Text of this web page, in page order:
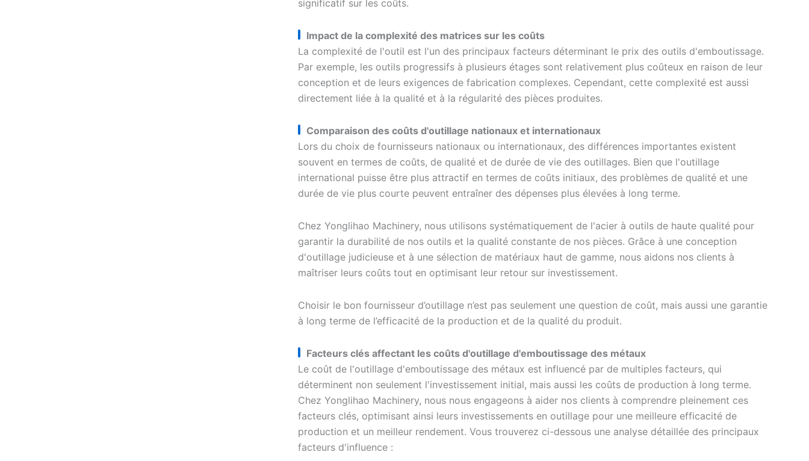
significatif sur les coûts.
Impact de la complexité des matrices sur les coûts
La complexité de l'outil est l'un des principaux facteurs déterminant le prix des outils d'emboutissage.
Par exemple, les outils progressifs à plusieurs étages sont relativement plus coûteux en raison de leur
conception et de leurs exigences de fabrication complexes. Cependant, cette complexité est aussi
directement liée à la qualité et à la régularité des pièces produites.
Comparaison des coûts d'outillage nationaux et internationaux
Lors du choix de fournisseurs nationaux ou internationaux, des différences importantes existent
souvent en termes de coûts, de qualité et de durée de vie des outillages. Bien que l'outillage
international puisse être plus attractif en termes de coûts initiaux, des problèmes de qualité et une
durée de vie plus courte peuvent entraîner des dépenses plus élevées à long terme.
Chez Yonglihao Machinery, nous utilisons systématiquement de l'acier à outils de haute qualité pour
garantir la durabilité de nos outils et la qualité constante de nos pièces. Grâce à une conception
d'outillage judicieuse et à une sélection de matériaux haut de gamme, nous aidons nos clients à
maîtriser leurs coûts tout en optimisant leur retour sur investissement.
Choisir le bon fournisseur d’outillage n’est pas seulement une question de coût, mais aussi une garantie
à long terme de l’efficacité de la production et de la qualité du produit.
Facteurs clés affectant les coûts d'outillage d'emboutissage des métaux
Le coût de l'outillage d'emboutissage des métaux est influencé par de multiples facteurs, qui
déterminent non seulement l'investissement initial, mais aussi les coûts de production à long terme.
Chez Yonglihao Machinery, nous nous engageons à aider nos clients à comprendre pleinement ces
facteurs clés, optimisant ainsi leurs investissements en outillage pour une meilleure efficacité de
production et un meilleur rendement. Vous trouverez ci-dessous une analyse détaillée des principaux
facteurs d'influence :